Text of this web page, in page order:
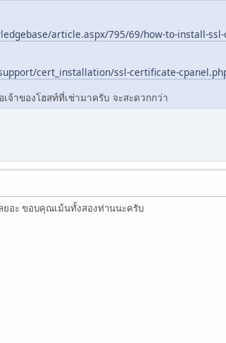
article.aspx/795/69/how-to-install-
cert_installation/ssl-certificate-
จ้าของโฮสท์ที่เช่ามาครับ จะสะดวกกว่า
ยอะ ขอบคุณเม้นทั้งสองท่านนะครับ